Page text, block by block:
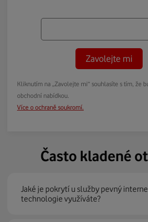
Zavolejte mi
Kliknutím na „Zavolejte mi“ souhlasíte s tím, že
obchodní nabídkou.
Více o ochraně soukromí.
Často kladené
Jaké je pokrytí u služby pevný
technologie využíváte?